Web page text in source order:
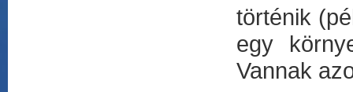
történik
egy
Vannak